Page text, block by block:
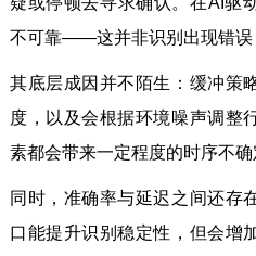
不可靠——这并非识别出现错误
其底层成因并不陌生：缓冲策
度，以及会根据环境噪声调整
素都会带来一定程度的时序不确
同时，准确率与延迟之间还存
口能提升识别稳定性，但会增